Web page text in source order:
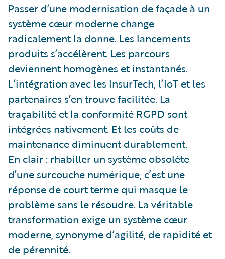
Passer d’une modernisation de façade à un
système cœur moderne change
radicalement la donne. Les lancements
produits s’accélèrent. Les parcours
deviennent homogènes et instantanés.
L’intégration avec les InsurTech, l’IoT et les
partenaires s’en trouve facilitée. La
traçabilité et la conformité RGPD sont
intégrées nativement. Et les coûts de
maintenance diminuent durablement.
En clair : rhabiller un système obsolète
d’une surcouche numérique, c’est une
réponse de court terme qui masque le
problème sans le résoudre. La véritable
transformation exige un système cœur
moderne, synonyme d’agilité, de rapidité et
de pérennité.